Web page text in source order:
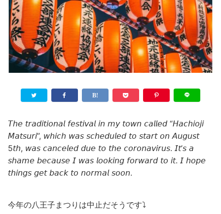
𝘛𝘩𝘦 𝘵𝘳𝘢𝘥𝘪𝘵𝘪𝘰𝘯𝘢𝘭 𝘧𝘦𝘴𝘵𝘪𝘷𝘢𝘭 𝘪𝘯 𝘮𝘺 𝘵𝘰𝘸𝘯 𝘤𝘢𝘭𝘭𝘦𝘥 “𝘏𝘢𝘤𝘩𝘪𝘰𝘫𝘪
𝘔𝘢𝘵𝘴𝘶𝘳𝘪”, 𝘸𝘩𝘪𝘤𝘩 𝘸𝘢𝘴 𝘴𝘤𝘩𝘦𝘥𝘶𝘭𝘦𝘥 𝘵𝘰 𝘴𝘵𝘢𝘳𝘵 𝘰𝘯 𝘈𝘶𝘨𝘶𝘴𝘵
5𝘵𝘩, 𝘸𝘢𝘴 𝘤𝘢𝘯𝘤𝘦𝘭𝘦𝘥 𝘥𝘶𝘦 𝘵𝘰 𝘵𝘩𝘦 𝘤𝘰𝘳𝘰𝘯𝘢𝘷𝘪𝘳𝘶𝘴. 𝘐𝘵’𝘴 𝘢
𝘴𝘩𝘢𝘮𝘦 𝘣𝘦𝘤𝘢𝘶𝘴𝘦 𝘐 𝘸𝘢𝘴 𝘭𝘰𝘰𝘬𝘪𝘯𝘨 𝘧𝘰𝘳𝘸𝘢𝘳𝘥 𝘵𝘰 𝘪𝘵. 𝘐 𝘩𝘰𝘱𝘦
𝘵𝘩𝘪𝘯𝘨𝘴 𝘨𝘦𝘵 𝘣𝘢𝘤𝘬 𝘵𝘰 𝘯𝘰𝘳𝘮𝘢𝘭 𝘴𝘰𝘰𝘯.
今年の八王子まつりは中止だそうです⤵️